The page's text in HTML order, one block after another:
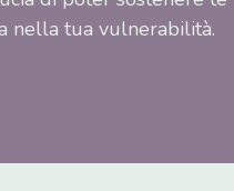
nella tua vulnerabilità.